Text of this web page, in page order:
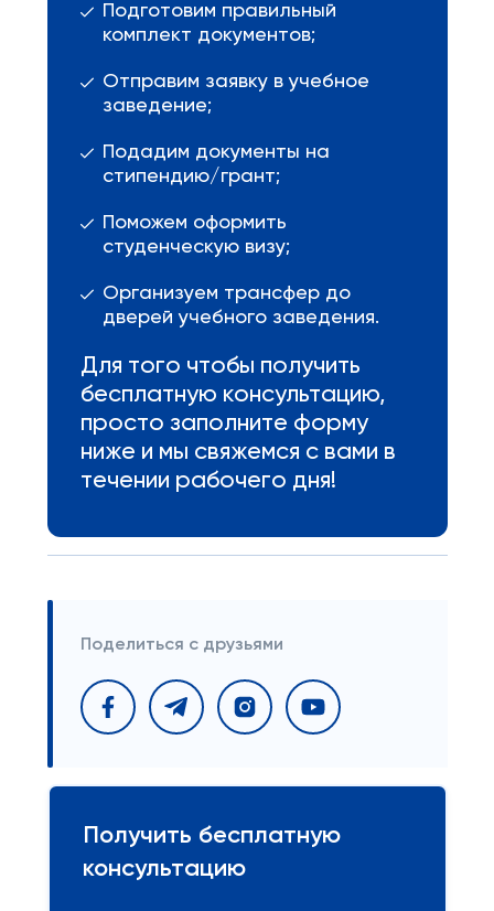
Подготовим правильный
комплект документов;
Отправим заявку в учебное
заведение;
Подадим документы на
стипендию/грант;
Поможем оформить
студенческую визу;
Организуем трансфер до
дверей учебного заведения.
Для того чтобы получить
бесплатную консультацию,
просто заполните форму
ниже и мы свяжемся с вами в
течении рабочего дня!
Поделиться с друзьями
Получить бесплатную
консультацию